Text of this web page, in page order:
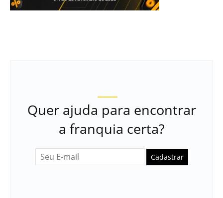
Quer ajuda para encontrar
a franquia certa?
Cadastrar